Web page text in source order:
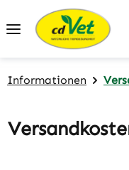
Zum Hauptinhalt
Informationen